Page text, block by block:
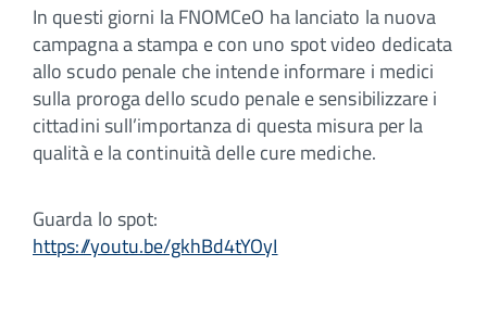
In questi giorni la FNOMCeO ha lanciato la nuova
campagna a stampa e con uno spot video dedicata
allo scudo penale che intende informare i medici
sulla proroga dello scudo penale e sensibilizzare i
cittadini sull’importanza di questa misura per la
qualità e la continuità delle cure mediche.
Guarda lo spot:
https://youtu.be/gkhBd4tYOyI